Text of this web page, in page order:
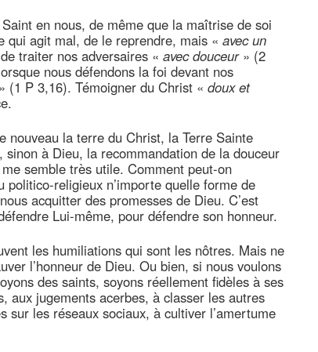
en nous, de même que la maîtrise de soi
qui agit mal, de le reprendre, mais « avec un
traiter nos adversaires « avec douceur» (2
nous défendons la foi devant nos
(1 P 3,16). Témoigner du Christ « doux et
nouveau la terre du Christ, la Terre Sainte
à Dieu, la recommandation de la douceur
semble très utile. Comment peut-on
religieux n’importe quelle forme de
acquitter des promesses de Dieu. C’est
Lui-même, pour défendre son honneur.
les humiliations qui sont les nôtres. Mais ne
l’honneur de Dieu. Ou bien, si nous voulons
des saints, soyons réellement fidèles à ses
aux jugements acerbes, à classer les autres
sur les réseaux sociaux, à cultiver l’amertume